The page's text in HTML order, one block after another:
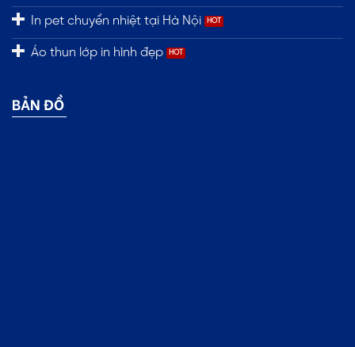
In pet chuyển nhiệt tại Hà Nội
Áo thun lớp in hình đẹp
BẢN ĐỒ